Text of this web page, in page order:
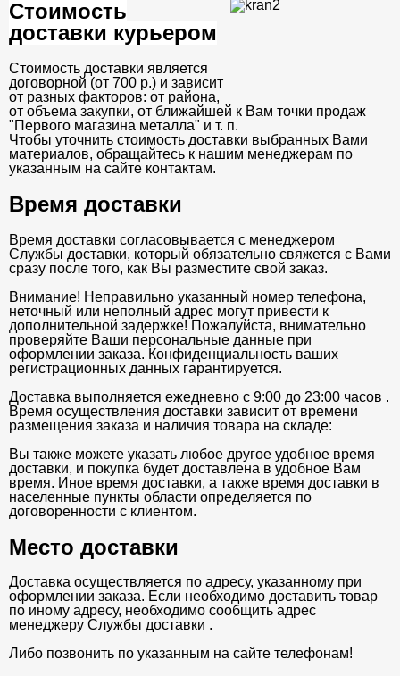
Стоимость
доставки курьером
Стоимость доставки является
договорной (от 700 р.) и зависит
от разных факторов: от района,
от объема закупки, от ближайшей к Вам точки продаж
"Первого магазина металла" и т. п.
Чтобы уточнить стоимость доставки выбранных Вами
материалов, обращайтесь к нашим менеджерам по
указанным на сайте контактам.
Время доставки
Время доставки согласовывается с менеджером
Службы доставки, который обязательно свяжется с Вами
сразу после того, как Вы разместите свой заказ.
Внимание! Неправильно указанный номер телефона,
неточный или неполный адрес могут привести к
дополнительной задержке! Пожалуйста, внимательно
проверяйте Ваши персональные данные при
оформлении заказа. Конфиденциальность ваших
регистрационных данных гарантируется.
Доставка выполняется ежедневно с 9:00 до 23:00 часов .
Время осуществления доставки зависит от времени
размещения заказа и наличия товара на складе:
Вы также можете указать любое другое удобное время
доставки, и покупка будет доставлена в удобное Вам
время. Иное время доставки, а также время доставки в
населенные пункты области определяется по
договоренности с клиентом.
Место доставки
Доставка осуществляется по адресу, указанному при
оформлении заказа. Если необходимо доставить товар
по иному адресу, необходимо сообщить адрес
менеджеру Службы доставки .
Либо позвонить по указанным на сайте телефонам!